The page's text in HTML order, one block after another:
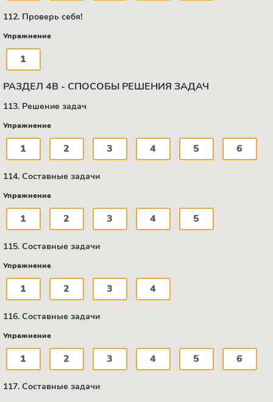
112. Проверь себя!
Упражнение
1
РАЗДЕЛ 4В - СПОСОБЫ РЕШЕНИЯ ЗАДАЧ
113. Решение задач
Упражнение
1 2 3 4 5 6
114. Составные задачи
Упражнение
1 2 3 4 5
115. Составные задачи
Упражнение
1 2 3 4
116. Составные задачи
Упражнение
1 2 3 4 5 6
117. Составные задачи